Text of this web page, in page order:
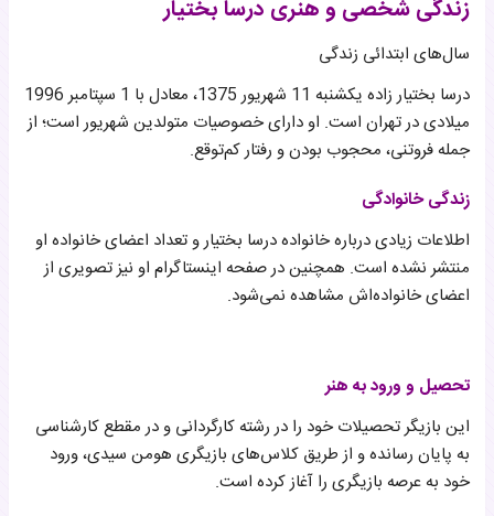
زندگی شخصی و هنری درسا بختیار
سال‌های ابتدائی زندگی
درسا بختیار زاده یکشنبه 11 شهریور 1375، معادل با 1 سپتامبر 1996
میلادی در تهران است. او دارای خصوصیات متولدین شهریور است؛ از
جمله فروتنی، محجوب بودن و رفتار کم‌توقع.
زندگی خانوادگی
اطلاعات زیادی درباره خانواده درسا بختیار و تعداد اعضای خانواده او
منتشر نشده است. همچنین در صفحه اینستاگرام او نیز تصویری از
اعضای خانواده‌اش مشاهده نمی‌شود.
تحصیل و ورود به هنر
این بازیگر تحصیلات خود را در رشته کارگردانی و در مقطع کارشناسی
به پایان رسانده و از طریق کلاس‌های بازیگری هومن سیدی، ورود
خود به عرصه بازیگری را آغاز کرده است.